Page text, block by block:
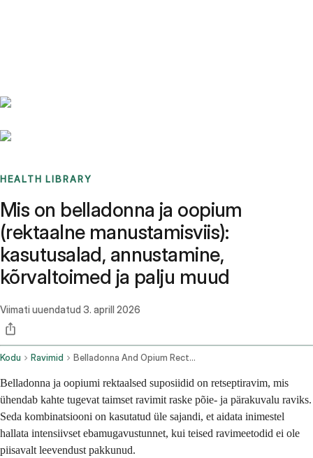
HEALTH LIBRARY
Mis on belladonna ja oopium
(rektaalne manustamisviis):
kasutusalad, annustamine,
kõrvaltoimed ja palju muud
Viimati uuendatud 3. aprill 2026
Kodu Ravimid Belladonna And Opium Rectal Route
Belladonna ja oopiumi rektaalsed suposiidid on retseptiravim, mis
ühendab kahte tugevat taimset ravimit raske põie- ja pärakuvalu raviks.
Seda kombinatsiooni on kasutatud üle sajandi, et aidata inimestel
hallata intensiivset ebamugavustunnet, kui teised ravimeetodid ei ole
piisavalt leevendust pakkunud.